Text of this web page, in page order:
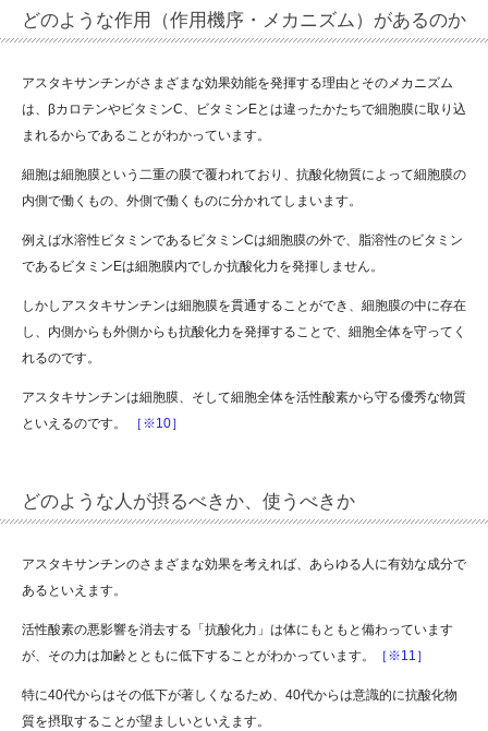
どのような作用（作用機序・メカニズム）があるのか
アスタキサンチンがさまざまな効果効能を発揮する理由とそのメカニズム
は、βカロテンやビタミンC、ビタミンEとは違ったかたちで細胞膜に取り込
まれるからであることがわかっています。
細胞は細胞膜という二重の膜で覆われており、抗酸化物質によって細胞膜の
内側で働くもの、外側で働くものに分かれてしまいます。
例えば水溶性ビタミンであるビタミンCは細胞膜の外で、脂溶性のビタミン
であるビタミンEは細胞膜内でしか抗酸化力を発揮しません。
しかしアスタキサンチンは細胞膜を貫通することができ、細胞膜の中に存在
し、内側からも外側からも抗酸化力を発揮することで、細胞全体を守ってく
れるのです。
アスタキサンチンは細胞膜、そして細胞全体を活性酸素から守る優秀な物質
といえるのです。
［※10］
どのような人が摂るべきか、使うべきか
アスタキサンチンのさまざまな効果を考えれば、あらゆる人に有効な成分で
あるといえます。
活性酸素の悪影響を消去する「抗酸化力」は体にもともと備わっています
が、その力は加齢とともに低下することがわかっています。
［※11］
特に40代からはその低下が著しくなるため、40代からは意識的に抗酸化物
質を摂取することが望ましいといえます。